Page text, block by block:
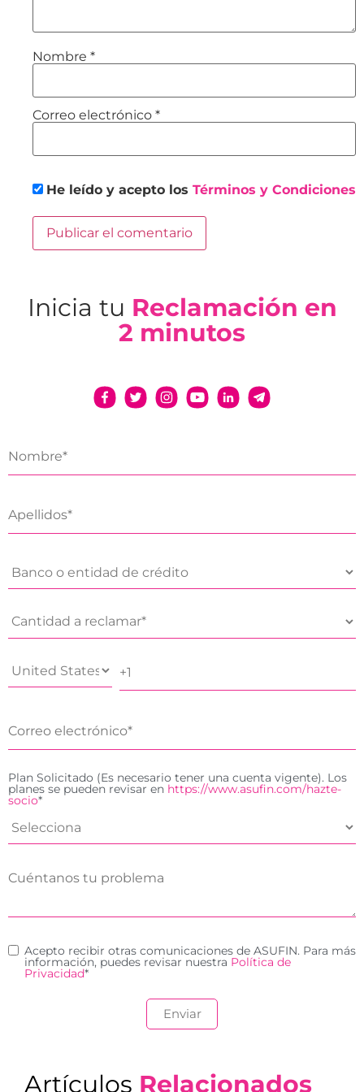
Nombre *
Correo electrónico *
He leído y acepto los Términos y Condiciones
Inicia tu Reclamación en
2 minutos
Plan Solicitado (Es necesario tener una cuenta vigente). Los
planes se pueden revisar en https://www.asufin.com/hazte-
socio*
Acepto recibir otras comunicaciones de ASUFIN. Para más
información, puedes revisar nuestra Política de
Privacidad*
Artículos Relacionados